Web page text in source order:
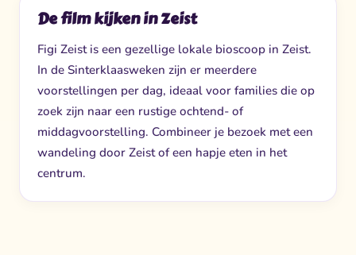
De film kijken in Zeist
Figi Zeist is een gezellige lokale bioscoop in Zeist.
In de Sinterklaasweken zijn er meerdere
voorstellingen per dag, ideaal voor families die op
zoek zijn naar een rustige ochtend- of
middagvoorstelling. Combineer je bezoek met een
wandeling door Zeist of een hapje eten in het
centrum.